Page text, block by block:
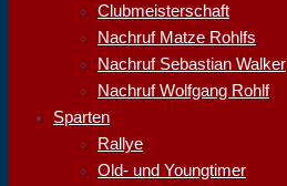
Clubmeisterschaft
Nachruf Matze Rohlfs
Nachruf Sebastian Walker
Nachruf Wolfgang Rohlf
Sparten
Rallye
Old- und Youngtimer